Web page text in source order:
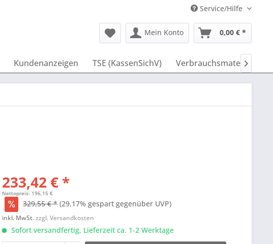
Service/Hilfe
Mein Konto 0,00 € *
Kundenanzeigen TSE (KassenSichV) Verbrauchsmaterial

233,42 € *
Nettopreis: 196,15 €
329,55 € * (29,17% gespart gegenüber UVP)
inkl. MwSt.zzgl. Versandkosten
Sofort versandfertig, Lieferzeit ca. 1-2 Werktage